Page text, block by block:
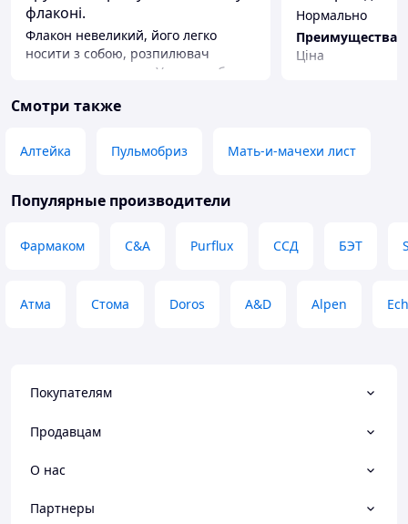
флаконі.
Флакон невеликий, його легко
носити з собою, розпилювач
працює нормально. Упаковка була
користуватися зручно за
Нормально
Преимущества
Ціна
Смотри также
Алтейка Пульмобриз Мать-и-мачехи лист
Популярные производители
Фармаком C&A Purflux ССД БЭТ
Атма Стома Doros A&D Alpen
Покупателям
Продавцам
О нас
Партнеры